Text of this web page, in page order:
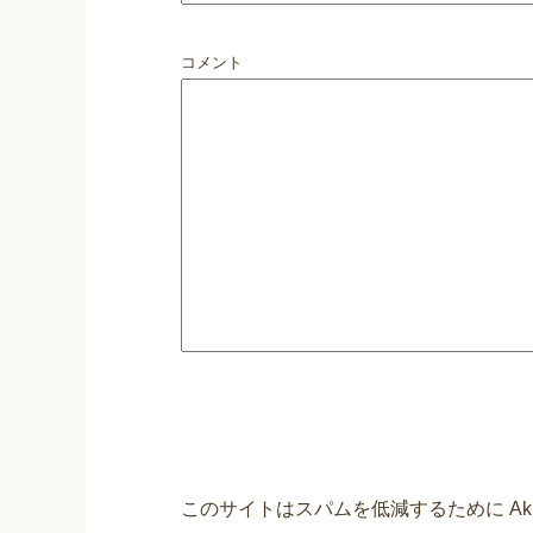
コメント
このサイトはスパムを低減するために